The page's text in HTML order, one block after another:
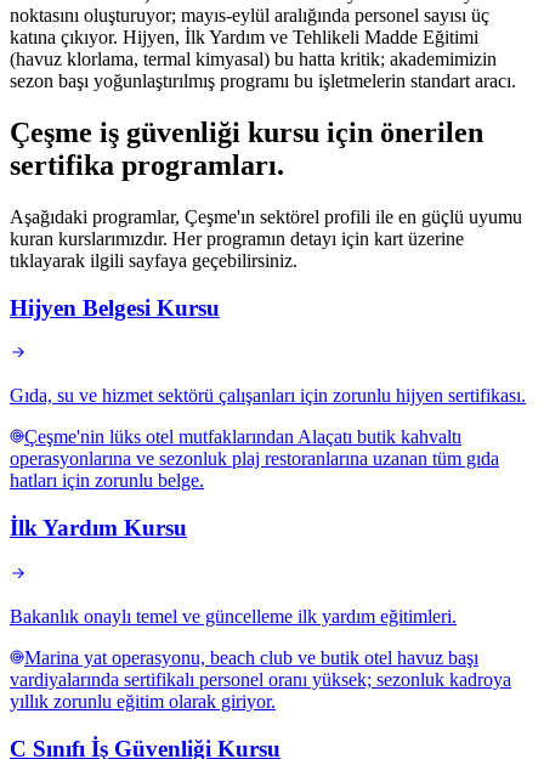
noktasını oluşturuyor; mayıs-eylül aralığında personel sayısı üç
katına çıkıyor. Hijyen, İlk Yardım ve Tehlikeli Madde Eğitimi
(havuz klorlama, termal kimyasal) bu hatta kritik; akademimizin
sezon başı yoğunlaştırılmış programı bu işletmelerin standart aracı.
Çeşme iş güvenliği kursu için önerilen
sertifika programları.
Aşağıdaki programlar, Çeşme'ın sektörel profili ile en güçlü uyumu
kuran kurslarımızdır. Her programın detayı için kart üzerine
tıklayarak ilgili sayfaya geçebilirsiniz.
Hijyen Belgesi Kursu
Gıda, su ve hizmet sektörü çalışanları için zorunlu hijyen sertifikası.
Çeşme'nin lüks otel mutfaklarından Alaçatı butik kahvaltı
operasyonlarına ve sezonluk plaj restoranlarına uzanan tüm gıda
hatları için zorunlu belge.
İlk Yardım Kursu
Bakanlık onaylı temel ve güncelleme ilk yardım eğitimleri.
Marina yat operasyonu, beach club ve butik otel havuz başı
vardiyalarında sertifikalı personel oranı yüksek; sezonluk kadroya
yıllık zorunlu eğitim olarak giriyor.
C Sınıfı İş Güvenliği Kursu